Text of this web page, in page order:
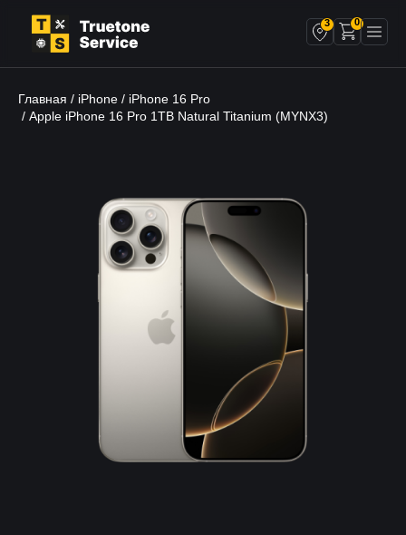
3 0
Главная / iPhone / iPhone 16 Pro
/ Apple iPhone 16 Pro 1TB Natural Titanium (MYNX3)